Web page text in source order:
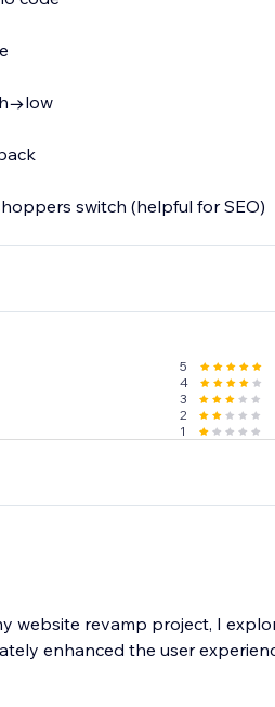
switch (helpful for SEO)
fonts, colors, and styles
campaigns
or tracked (EU compliant)
they want—and convert
5
4
3
2
1
website revamp project, I
enhanced the user